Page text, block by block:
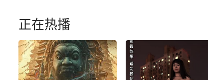
正在热播